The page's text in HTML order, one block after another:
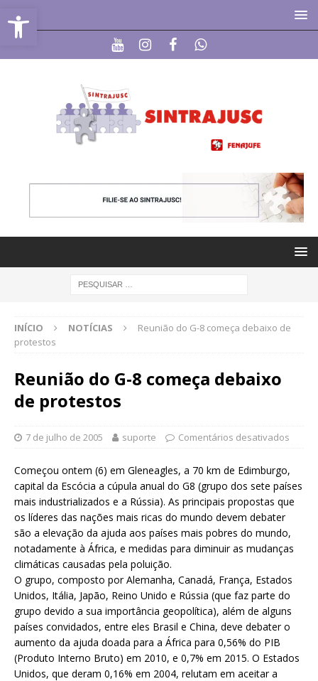
Abrir a barra de ferramentas
INÍCIO NOTÍCIAS
Reunião do G-8 começa debaixo de
protestos
Reunião do G-8 começa debaixo
de protestos
7 de julho de 2005 suporte Comentários desativados
Começou ontem (6) em Gleneagles, a 70 km de Edimburgo,
capital da Escócia a cúpula anual do G8 (grupo dos sete países
mais industrializados e a Rússia). As principais propostas que
os líderes das nações mais ricas do mundo devem debater
são a elevação da ajuda aos países mais pobres do mundo,
notadamente à África, e medidas para diminuir as mudanças
climáticas causadas pela poluição.
O grupo, composto por Alemanha, Canadá, França, Estados
Unidos, Itália, Japão, Reino Unido e Rússia (que faz parte do
grupo devido a sua importância geopolítica), além de alguns
países convidados, entre eles Brasil e China, deve debater o
aumento da ajuda doada para a África para 0,56% do PIB
(Produto Interno Bruto) em 2010, e 0,7% em 2015. O Estados
Unidos, que deram 0,16% em 2004, relutam em aceitar a